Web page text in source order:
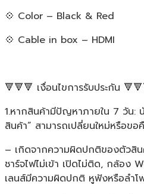
💠 Color – Black & Red
💠 Cable in box – HDMI
🔻🔻🔻 เงื่อนไขการรับประกัน
1.หากสินค้ามีปัญหาภายใน 7 วัน:
สินค้า” สามารถเปลี่ยนใหม่หรือขอ
– เกิดจากความผิดปกติของตัวสิ
ชาร์จไฟไม่เข้า เปิดไม่ติด, กล้อง
เลนส์มีความผิดปกติ หูฟังหรือลำโ